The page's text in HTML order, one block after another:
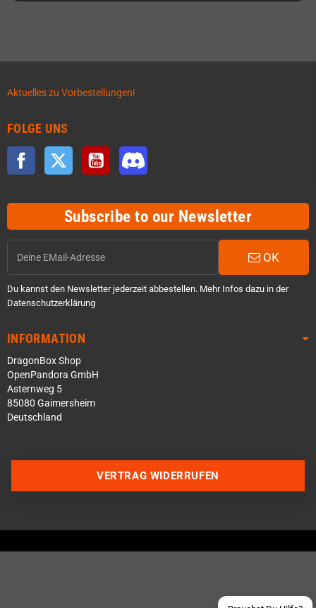
Aktuelles zu Vorbestellungen!
FOLGE UNS
Facebook Twitter YouTube
Subscribe to our Newsletter
OK
Du kannst den Newsletter jederzeit abbestellen. Mehr Infos dazu in der
Datenschutzerklärung
INFORMATION
DragonBox Shop
OpenPandora GmbH
Asternweg 5
85080 Gaimersheim
Deutschland
Über WhatsApp schreiben
Schick uns eine eMail
VERTRAG WIDERRUFEN